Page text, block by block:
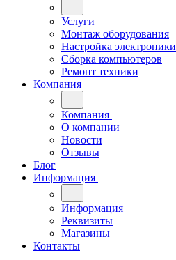
Услуги
Монтаж оборудования
Настройка электроники
Сборка компьютеров
Ремонт техники
Компания
Компания
О компании
Новости
Отзывы
Блог
Информация
Информация
Реквизиты
Магазины
Контакты